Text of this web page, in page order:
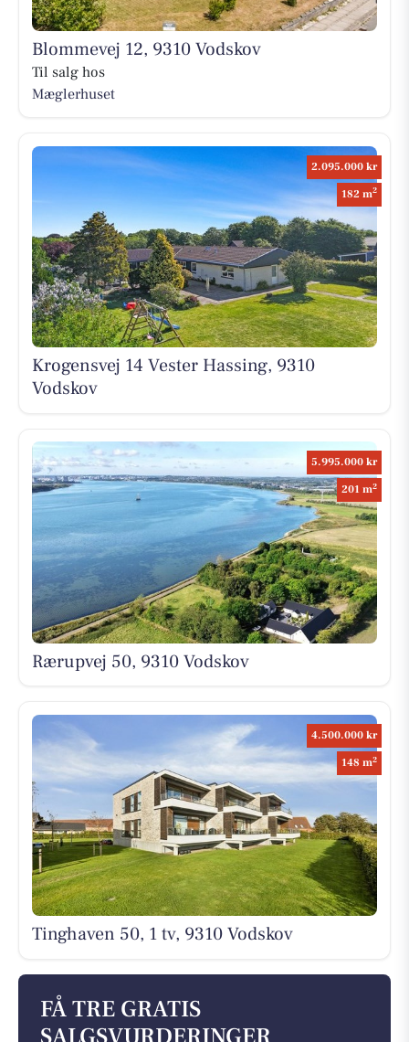
Blommevej 12, 9310 Vodskov
Til salg hos
Mæglerhuset
2.095.000 kr
182 m2
Krogensvej 14 Vester Hassing, 9310
Vodskov
5.995.000 kr
201 m2
Rærupvej 50, 9310 Vodskov
4.500.000 kr
148 m2
Tinghaven 50, 1 tv, 9310 Vodskov
FÅ TRE GRATIS